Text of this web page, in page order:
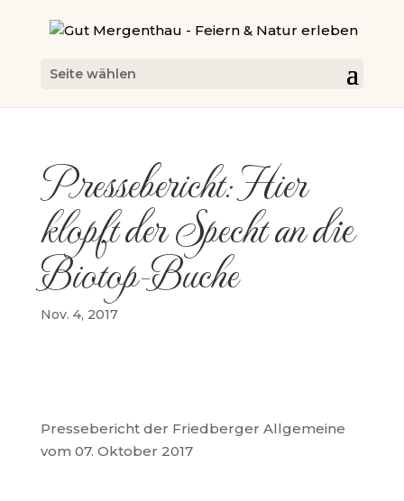
Seite wählen
Pressebericht: Hier
klopft der Specht an die
Biotop-Buche
Nov. 4, 2017
Pressebericht der Friedberger Allgemeine
vom 07. Oktober 2017